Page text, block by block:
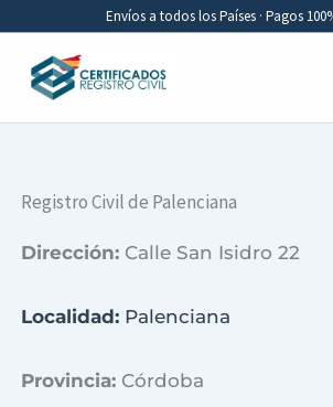
contenido
Envíos a todos los Países · Pagos
Registro Civil de Palenciana
Dirección: Calle San Isidro 22
Localidad: Palenciana
Provincia: Córdoba